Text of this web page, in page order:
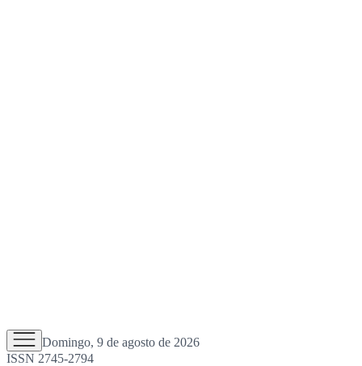
Domingo, 9 de agosto de 2026
ISSN 2745-2794